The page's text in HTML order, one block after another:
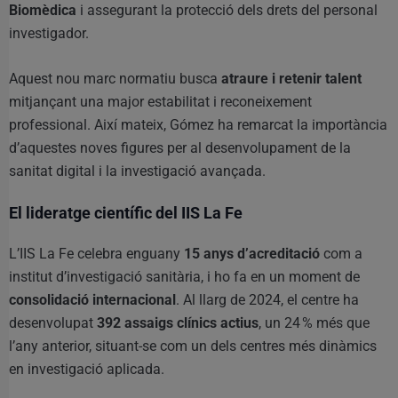
Biomèdica i assegurant la protecció dels drets del personal
investigador.
Aquest nou marc normatiu busca atraure i retenir talent
mitjançant una major estabilitat i reconeixement
professional. Així mateix, Gómez ha remarcat la importància
d’aquestes noves figures per al desenvolupament de la
sanitat digital i la investigació avançada.
El lideratge científic del IIS La Fe
L’IIS La Fe celebra enguany 15 anys d’acreditació com a
institut d’investigació sanitària, i ho fa en un moment de
consolidació internacional. Al llarg de 2024, el centre ha
desenvolupat 392 assaigs clínics actius, un 24 % més que
l’any anterior, situant-se com un dels centres més dinàmics
en investigació aplicada.